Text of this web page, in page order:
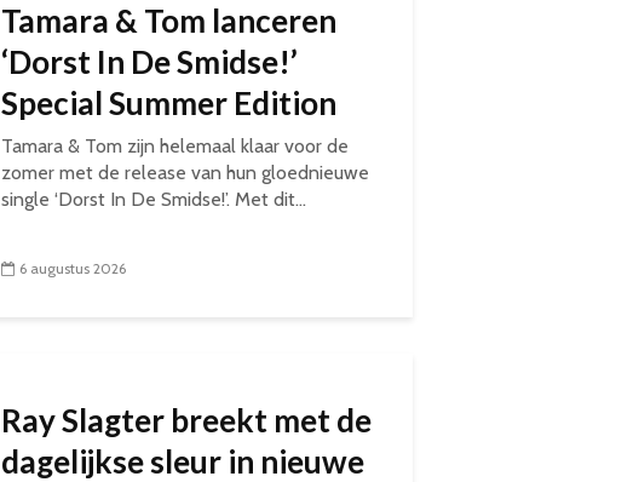
Tamara & Tom lanceren
‘Dorst In De Smidse!’
Special Summer Edition
Tamara & Tom zijn helemaal klaar voor de
zomer met de release van hun gloednieuwe
single ‘Dorst In De Smidse!’. Met dit...
6 augustus 2026
Ray Slagter breekt met de
dagelijkse sleur in nieuwe